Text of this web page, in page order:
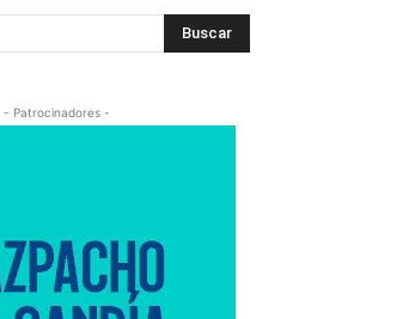
Buscar
- Patrocinadores -